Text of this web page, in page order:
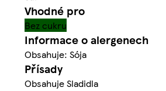
Vhodné pro
Bez cukru
Informace o alergenech
Obsahuje: Sója
Přísady
Obsahuje Sladidla